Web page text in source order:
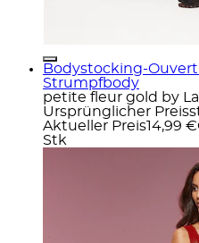
Bodystocking-
Strumpfbody
petite fleur gold by
Ursprünglicher Preis
Aktueller Preis14,99 €
Stk